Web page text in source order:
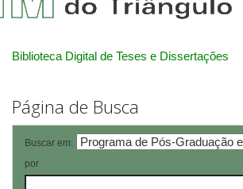
Biblioteca Digital de Teses e Dissertações
Página de Busca
Buscar em:
por